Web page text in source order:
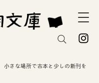
さな場所で古本と少しの新刊を